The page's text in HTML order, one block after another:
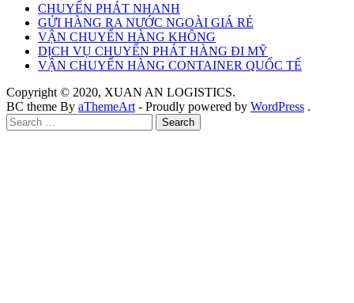
CHUYỂN PHÁT NHANH
GỬI HÀNG RA NƯỚC NGOÀI GIÁ RẺ
VẬN CHUYỂN HÀNG KHÔNG
DỊCH VỤ CHUYỂN PHÁT HÀNG ĐI MỸ
VẬN CHUYỂN HÀNG CONTAINER QUỐC TẾ
Copyright © 2020, XUAN AN LOGISTICS.
BC theme By aThemeArt - Proudly powered by WordPress .
Search
for: